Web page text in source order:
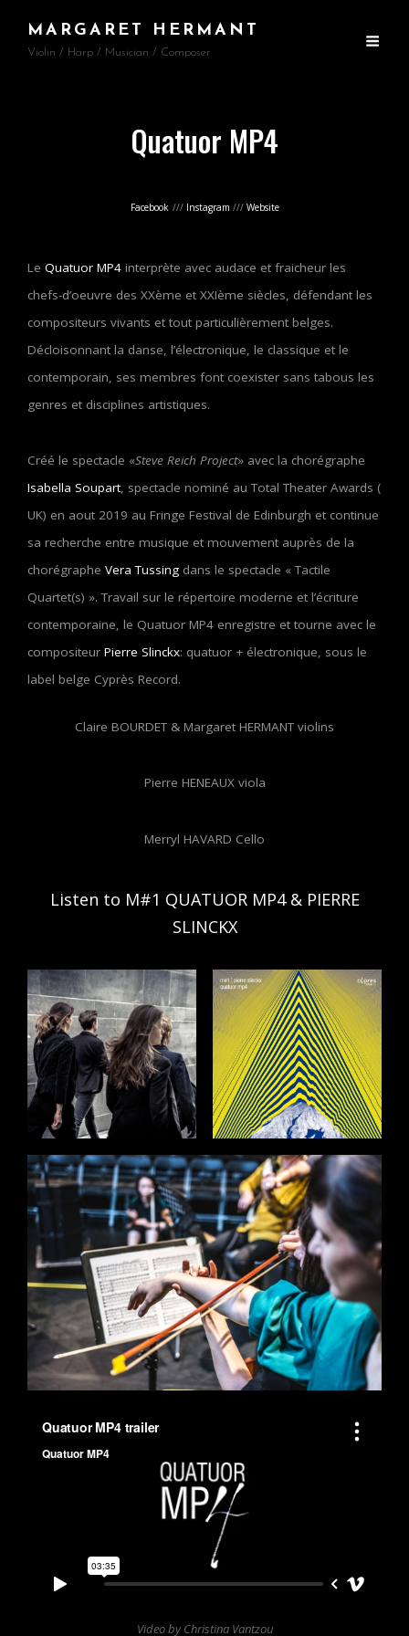
MARGARET HERMANT
Violin / Harp / Musician / Composer
Quatuor MP4
Facebook /// Instagram /// Website
Le Quatuor MP4 interprète avec audace et fraicheur les
chefs-d’oeuvre des XXème et XXIème siècles, défendant les
compositeurs vivants et tout particulièrement belges.
Décloisonnant la danse, l’électronique, le classique et le
contemporain, ses membres font coexister sans tabous les
genres et disciplines artistiques.
Créé le spectacle «Steve Reich Project» avec la chorégraphe
Isabella Soupart, spectacle nominé au Total Theater Awards (
UK) en aout 2019 au Fringe Festival de Edinburgh et continue
sa recherche entre musique et mouvement auprès de la
chorégraphe Vera Tussing dans le spectacle « Tactile
Quartet(s) ». Travail sur le répertoire moderne et l’écriture
contemporaine, le Quatuor MP4 enregistre et tourne avec le
compositeur Pierre Slinckx: quatuor + électronique, sous le
label belge Cyprès Record.
Claire BOURDET & Margaret HERMANT violins
Pierre HENEAUX viola
Merryl HAVARD Cello
Listen to M#1 QUATUOR MP4 & PIERRE
SLINCKX
Video by Christina Vantzou